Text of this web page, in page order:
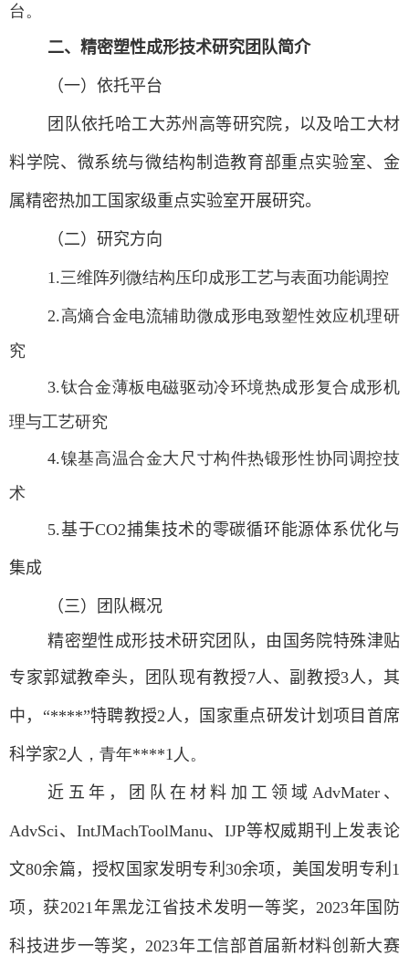
台。
二、精密塑性成形技术研究团队简介
（一）依托平台
团队依托哈工大苏州高等研究院 ，以及哈工大材
料学院、微系统与微结构制造教育部重点实验室、金
属精密热加工国家级重点实验室开展研究。
（二）研究方向
1.三维阵列微结构压印成形工艺与表面功能调控
2.高熵合金电流辅助微成形电致塑性效应机理研
究
3.钛合金薄板电磁驱动冷环境热成形复合成形机
理与工艺研究
4.镍基高温合金大尺寸构件热锻形性协同调控技
术
5.基于CO2捕集技术的零碳循环能源体系优化与
集成
（三）团队概况
精密塑性成形技术研究团队，由国务院特殊津贴
专家郭斌教牵头 ，团队现有教授7人 、 副教授3人，其
中， “****”特聘教授2 人，国家重点研发计划项目首席
科学家2 人，青年****1 人。
近五年，团队在材料加工领域 AdvMater、
AdvSci、 IntJMachToolManu、IJP等权威期刊上发表论
文80余篇，授权国家发明专利 30余项，美国发明专利 1
项，获2021 年黑龙江省技术发明一等奖， 2023年国防
科技进步一等奖， 2023年工信部首届新材料创新大赛